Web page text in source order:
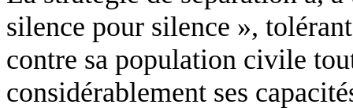
silence pour silence »,
contre sa population civile
considérablement ses